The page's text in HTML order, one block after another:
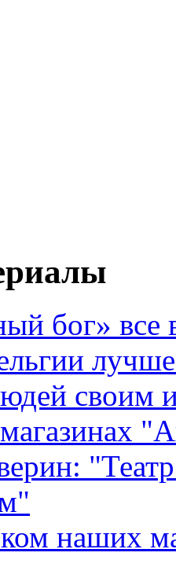
бог» все
своим
наших